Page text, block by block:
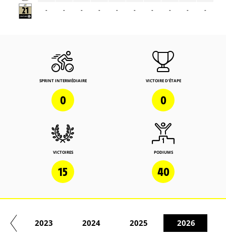
- - - - - - - - - -
SPRINT INTERMÉDIAIRE
0
VICTOIRE D'ÉTAPE
0
VICTOIRES
15
PODIUMS
40
2023 2024 2025 2026